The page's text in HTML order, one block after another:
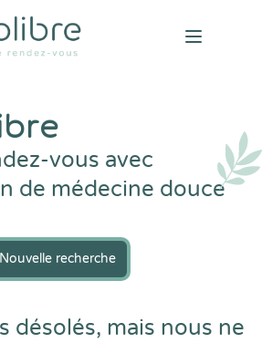
Open
vous avec
de médecine douce
Nouvelle recherche
désolés, mais nous ne